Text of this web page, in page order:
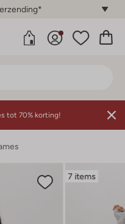
tot 70% korting!
7 items